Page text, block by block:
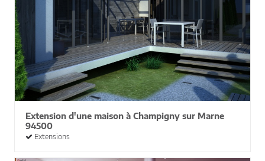
Extension d'une maison à Champigny sur Marne
94500
Extensions